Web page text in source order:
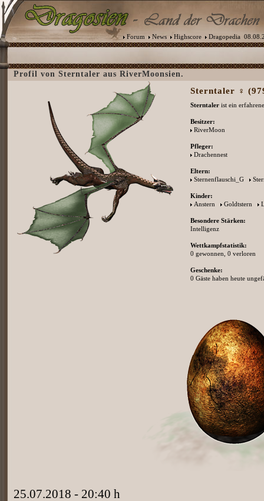
Forum News Highscore Dragopedia
Profil von Sterntaler aus RiverMoonsien.
Sterntaler ♀
Sterntaler ist ein
Besitzer:
RiverMoon
Pfleger:
Drachennest
Eltern:
Sternenflauschi_G
Kinder:
Anstern
Goldtstern
Besondere Stärken:
Intelligenz
Wettkampfstatistik:
0 gewonnen, 0 verloren
Geschenke:
0 Gäste haben heute
25.07.2018 - 20:40 h